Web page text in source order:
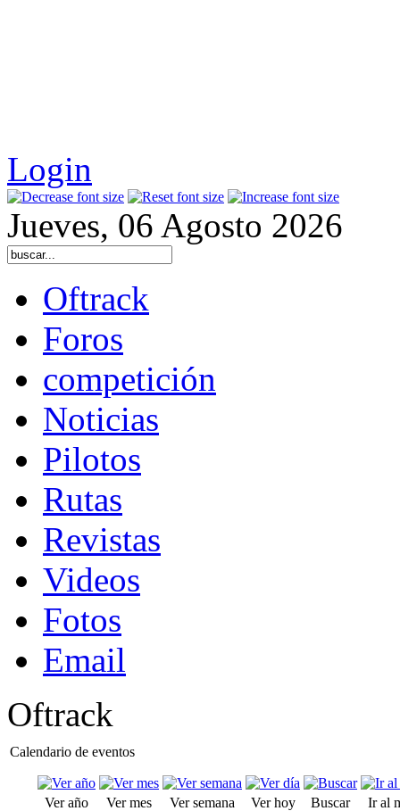
Login
Jueves, 06 Agosto 2026
Oftrack
Foros
competición
Noticias
Pilotos
Rutas
Revistas
Videos
Fotos
Email
Oftrack
Calendario de eventos
Ver año Ver mes Ver semana Ver hoy Buscar
Ir al